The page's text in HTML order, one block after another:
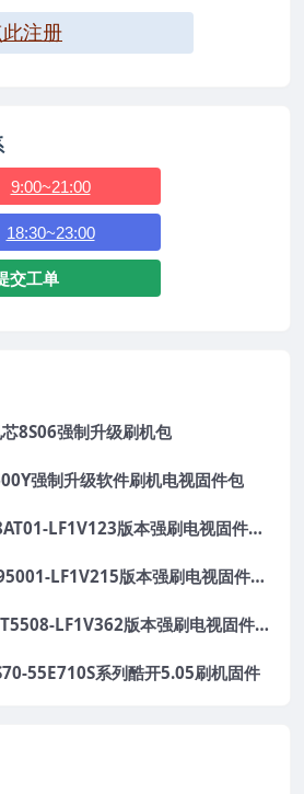
此注册
9:00~21:00
18:30~23:00
交工单
8S06强制升级刷机包
强制升级软件刷机电视固件包
TCL电视V8-S38AT01-LF1V123版本强刷电视固件包下载
TCL电视V8-RT95001-LF1V215版本强刷电视固件包下载
TCL电视V8-0MT5508-LF1V362版本强刷电视固件包下载
55E710S系列酷开5.05刷机固件